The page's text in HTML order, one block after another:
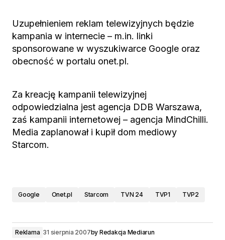
Uzupełnieniem reklam telewizyjnych będzie
kampania w internecie – m.in. linki
sponsorowane w wyszukiwarce Google oraz
obecność w portalu onet.pl.
Za kreację kampanii telewizyjnej
odpowiedzialna jest agencja DDB Warszawa,
zaś kampanii internetowej – agencja MindChilli.
Media zaplanował i kupił dom mediowy
Starcom.
Google Onet.pl Starcom TVN 24 TVP1 TVP2
Reklama 31 sierpnia 2007by Redakcja Mediarun